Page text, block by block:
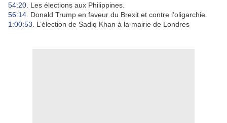
54:20 . Les élections aux Philippines.
56:14 . Donald Trump en faveur du Brexit et contre l’oligarchie.
1:00:53 . L’élection de Sadiq Khan à la mairie de Londres